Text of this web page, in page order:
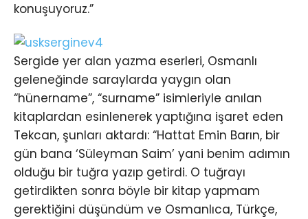
konuşuyoruz.”
Sergide yer alan yazma eserleri, Osmanlı
geleneğinde saraylarda yaygın olan
“hünername”, “surname” isimleriyle anılan
kitaplardan esinlenerek yaptığına işaret eden
Tekcan, şunları aktardı: “Hattat Emin Barın, bir
gün bana ‘Süleyman Saim’ yani benim adımın
olduğu bir tuğra yazıp getirdi. O tuğrayı
getirdikten sonra böyle bir kitap yapmam
gerektiğini düşündüm ve Osmanlıca, Türkçe,